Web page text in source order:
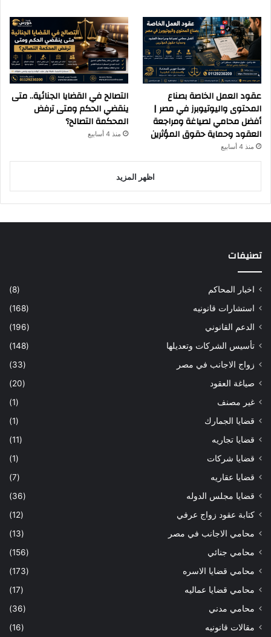
عقود العمل الخاصة بصناع
المحتوى واليوتيوبرز في مصر |
أفضل محامي لصياغة ومراجعة
العقود وحماية حقوق المؤثرين
منذ 4 أسابيع
التصالح في القضايا الجنائية.. متى
ينقضي الحكم ومتى ترفض
المحكمة التصالح؟
منذ 4 أسابيع
اظهر المزيد
تصنيفات
اخبار المحاكم
(8)
استشارات قانونيه
(168)
الدعم القانوني
(196)
تأسيس الشركات وتعديلها
(148)
زواج الاجانب في مصر
(33)
صياغة العقود
(20)
غير مصنف
(1)
قضايا الجمارك
(1)
قضايا تجاريه
(11)
قضايا شركات
(1)
قضايا عقاريه
(7)
قضايا مجلس الدوله
(36)
كتابة عقود زواج عرفي
(12)
محامي الاجانب في مصر
(13)
محامي جنائي
(156)
محامي قضايا الاسره
(173)
محامي قضايا عماليه
(17)
محامي مدني
(36)
مقالات قانونيه
(16)